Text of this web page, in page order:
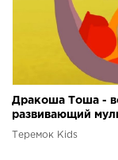
Дракоша Тоша -
развивающий
Теремок Kids